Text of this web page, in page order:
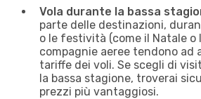
Vola durante la bassa
parte delle destinazioni,
o le festività (come il Natale o
compagnie aeree tendono ad
tariffe dei voli. Se scegli di
la bassa stagione, troverai
prezzi più vantaggiosi.